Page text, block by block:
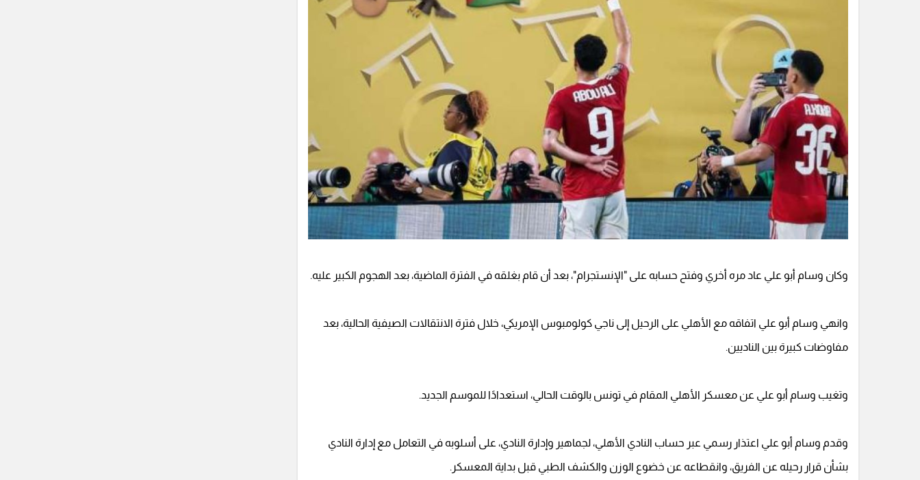
وكان وسام أبو علي عاد مره أخري وفتح حسابه على "الإنستجرام"، بعد أن قام بغلقه في الفترة الماضية، بعد الهجوم الكبير عليه.
وانهي وسام أبو علي اتفاقه مع الأهلي على الرحيل إلى ناجي كولومبوس الإمريكي، خلال فترة الانتقالات الصيفية الحالية، بعد
مفاوضات كبيرة بين الناديين.
وتغيب وسام أبو علي عن معسكر الأهلي المقام في تونس بالوقت الحالي، استعدادًا للموسم الجديد.
وقدم وسام أبو علي اعتذار رسمي عبر حساب النادي الأهلي، لجماهير وإدارة النادي، على أسلوبه في التعامل مع إدارة النادي
بشأن قرار رحيله عن الفريق، وانقطاعه عن خضوع الوزن والكشف الطبي قبل بداية المعسكر.